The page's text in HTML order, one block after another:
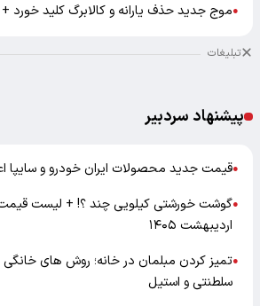
●موج جدید حذف یارانه و کالابرگ کلید خورد
تبلیغات
پیشنهاد سردبیر
●قیمت جدید محصولات ایران خودرو و سایپا
●
اردیبهشت ۱۴۰۵
●تمیز کردن مبلمان در خانه؛ روش های
سلطنتی و استیل